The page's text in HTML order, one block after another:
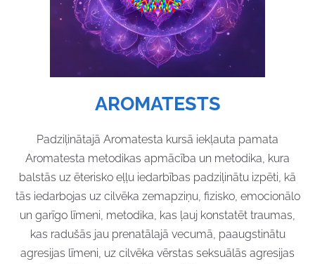
AROMATESTS
Padziļinātajā Aromatesta kursā iekļauta pamata
Aromatesta metodikas apmācība un metodika, kura
balstās uz ēterisko eļļu iedarbības padziļinātu izpēti, kā
tās iedarbojas uz cilvēka zemapziņu, fizisko, emocionālo
un garīgo līmeni, metodika, kas ļauj konstatēt traumas,
kas radušās jau prenatālajā vecumā, paaugstinātu
agresijas līmeni, uz cilvēka vērstas seksuālās agresijas